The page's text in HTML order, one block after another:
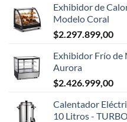
Exhibidor de
Modelo Coral
$2.297.899,00
Exhibidor Frío de
Aurora
$2.426.999,00
Calentador
10 Litros -